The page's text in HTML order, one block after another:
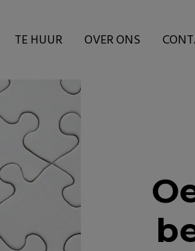
TE HUUR OVER ONS